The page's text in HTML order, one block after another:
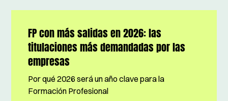
FP con más salidas en 2026: las
titulaciones más demandadas por las
empresas
Por qué 2026 será un año clave para la
Formación Profesional